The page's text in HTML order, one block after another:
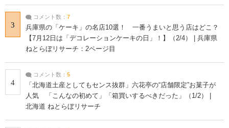
3
コメント数： 7
兵庫県の「ケーキ」の名店10選！ 一番うまいと思う店はどこ？
【7月12日は「デコレーションケーキの日」！】（2/4） | 兵庫県
ねとらぼリサーチ：2ページ目
4
コメント数： 5
「北海道土産としてもセンス抜群」六花亭の“店舗限定”お菓子が
人気 「こんなの初めて」「箱買いするべきだった」（1/2） |
北海道 ねとらぼリサーチ